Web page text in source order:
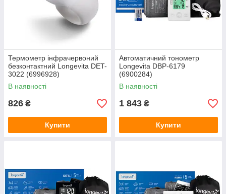
Термометр інфрачервоний
безконтактний Longevita DET-
3022 (6996928)
В наявності
826 ₴
Купити
Автоматичний тонометр
Longevita DBP-6179
(6900284)
В наявності
1 843 ₴
Купити